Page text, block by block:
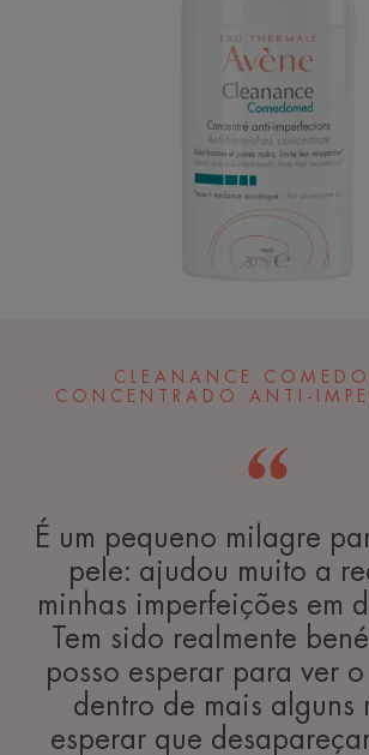
CLEANANCE
CONCENTRADO ANTI-
É um pequeno milagre
pele: ajudou muito a
minhas imperfeições em
Tem sido realmente
posso esperar para ver
dentro de mais alguns
esperar que